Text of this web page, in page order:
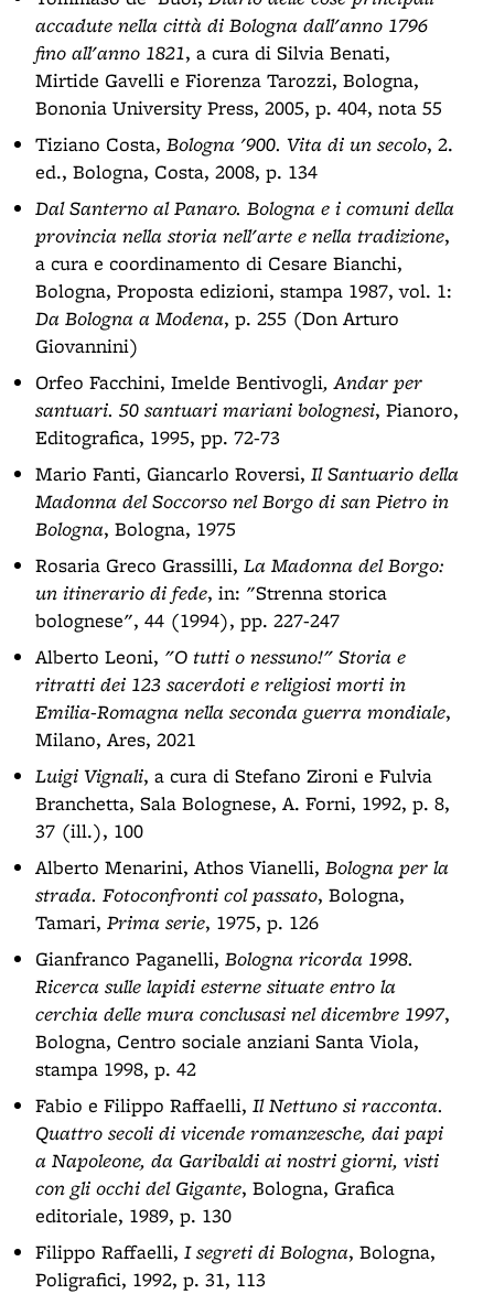
accadute nella città di Bologna dall'anno 1796
fino all'anno 1821, a cura di Silvia Benati,
Mirtide Gavelli e Fiorenza Tarozzi, Bologna,
Bononia University Press, 2005, p. 404, nota 55
Tiziano Costa, Bologna '900. Vita di un secolo, 2.
ed., Bologna, Costa, 2008, p. 134
Dal Santerno al Panaro. Bologna e i comuni della
provincia nella storia nell'arte e nella tradizione,
a cura e coordinamento di Cesare Bianchi,
Bologna, Proposta edizioni, stampa 1987, vol. 1:
Da Bologna a Modena, p. 255 (Don Arturo
Giovannini)
Orfeo Facchini, Imelde Bentivogli, Andar per
santuari. 50 santuari mariani bolognesi, Pianoro,
Editografica, 1995, pp. 72-73
Mario Fanti, Giancarlo Roversi, Il Santuario della
Madonna del Soccorso nel Borgo di san Pietro in
Bologna, Bologna, 1975
Rosaria Greco Grassilli, La Madonna del Borgo:
un itinerario di fede, in: "Strenna storica
bolognese", 44 (1994), pp. 227-247
Alberto Leoni, "O tutti o nessuno!" Storia e
ritratti dei 123 sacerdoti e religiosi morti in
Emilia-Romagna nella seconda guerra mondiale,
Milano, Ares, 2021
Luigi Vignali, a cura di Stefano Zironi e Fulvia
Branchetta, Sala Bolognese, A. Forni, 1992, p. 8,
37 (ill.), 100
Alberto Menarini, Athos Vianelli, Bologna per la
strada. Fotoconfronti col passato, Bologna,
Tamari, Prima serie, 1975, p. 126
Gianfranco Paganelli, Bologna ricorda 1998.
Ricerca sulle lapidi esterne situate entro la
cerchia delle mura conclusasi nel dicembre 1997,
Bologna, Centro sociale anziani Santa Viola,
stampa 1998, p. 42
Fabio e Filippo Raffaelli, Il Nettuno si racconta.
Quattro secoli di vicende romanzesche, dai papi
a Napoleone, da Garibaldi ai nostri giorni, visti
con gli occhi del Gigante, Bologna, Grafica
editoriale, 1989, p. 130
Filippo Raffaelli, I segreti di Bologna, Bologna,
Poligrafici, 1992, p. 31, 113